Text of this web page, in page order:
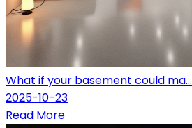
What if your basement could ma...
2025-10-23
Read More